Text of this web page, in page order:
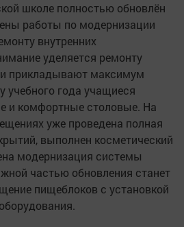
школе полностью обновлён
работы по модернизации
внутренних
уделяется ремонту
прикладывают максимум
учебного года учащиеся
и комфортные столовые. На
уже проведена полная
выполнен косметический
модернизация системы
частью обновления станет
пищеблоков с установкой